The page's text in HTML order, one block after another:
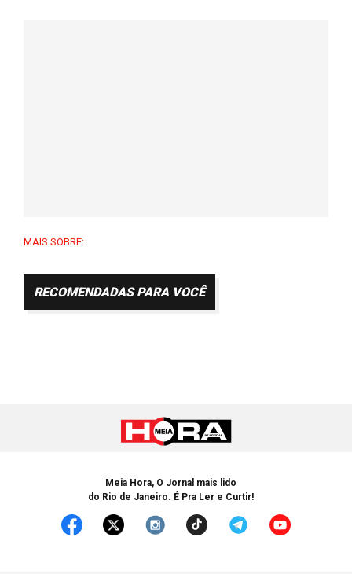
MAIS SOBRE:
RECOMENDADAS PARA VOCÊ
Meia Hora, O Jornal mais lido
do Rio de Janeiro. É Pra Ler e Curtir!